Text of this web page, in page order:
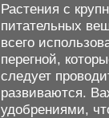
Растения с
питательных
всего
перегной,
следует
развиваются.
удобрениями,